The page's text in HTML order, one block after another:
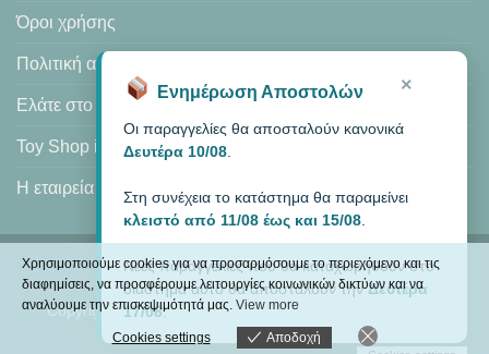
Όροι χρήσης
Πολιτική απορρήτου
Ελάτε στο κατάστημά μας
Toy Shop in Heraklion
Η εταιρεία μας
Visa PayPal MasterCard
Cash
On
Copyright 2026 ©MODEXCEL| Κατάστημα: Αμάλθειας 8,
ΤΚ.71201 Ηράκλειο Κρήτης.
×
Ενημέρωση Αποστολών
Οι παραγγελίες θα αποσταλούν κανονικά
Δευτέρα 10/08
Στη συνέχεια το κατάστημα θα παραμείνει
κλειστό από 11/08 έως και 15/08
Νέες παραγγελίες που θα καταχωρηθούν στο
διάστημα αυτό θα αποσταλούν τηνΔευτέρα
17/08.
Χρησιμοποιούμε cookies για να προσαρμόσουμε το περιεχόμενο και τις
διαφημίσεις, να προσφέρουμε λειτουργίες κοινωνικών δικτύων και να
αναλύουμε την επισκεψιμότητά μας. View more
Cookies settings Αποδοχή